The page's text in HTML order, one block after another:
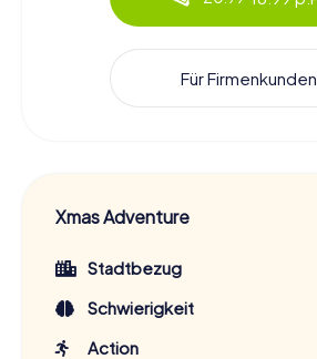
Für Firmenkunden
Xmas Adventure
Stadtbezug
Schwierigkeit
Action